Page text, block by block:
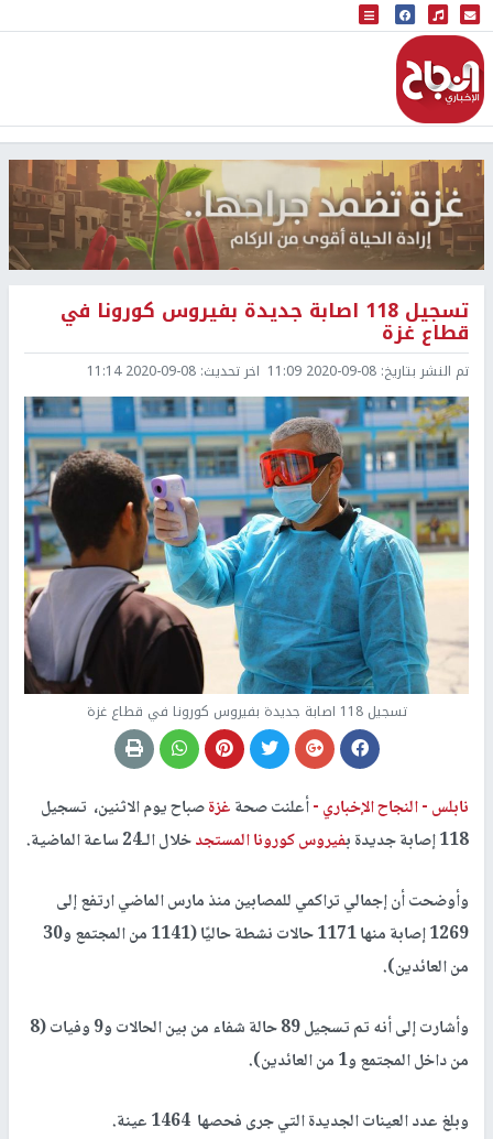
البث المباشر
إذاعة النجاح
تسجيل 118 اصابة جديدة بفيروس كورونا في
قطاع غزة
تم النشر بتاريخ: 2020-09-08 11:09 اخر تحديث: 2020-09-08 11:14
تسجيل 118 اصابة جديدة بفيروس كورونا في قطاع غزة
نابلس -النجاح الإخباري -أعلنت صحةغزةصباح يوم الاثنين، تسجيل
118 إصابة جديدة ب
فيروس كورونا المستجدخلال الـ24 ساعة الماضية.
وأوضحت أن إجمالي تراكمي للمصابين منذ مارس الماضي ارتفع إلى
1269 إصابة منها 1171 حالات نشطة حاليًا (1141 من المجتمع و30
من العائدين).
وأشارت إلى أنه تم تسجيل 89 حالة شفاء من بين الحالات و9 وفيات (8
من داخل المجتمع و1 من العائدين).
وبلغ عدد العينات الجديدة التي جرى فحصها 1464 عينة.